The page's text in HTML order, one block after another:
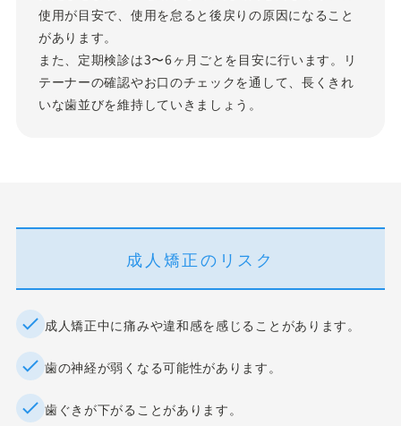
使用が目安で、使用を怠ると後戻りの原因になること
があります。
また、定期検診は3〜6ヶ月ごとを目安に行います。リ
テーナーの確認やお口のチェックを通して、長くきれ
いな歯並びを維持していきましょう。
成人矯正のリスク
成人矯正中に痛みや違和感を感じることがあります。
歯の神経が弱くなる可能性があります。
歯ぐきが下がることがあります。